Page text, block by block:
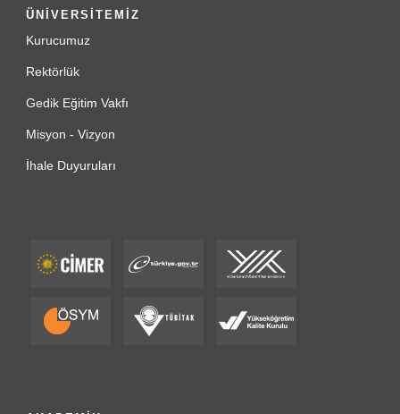
ÜNİVERSİTEMİZ
Kurucumuz
Rektörlük
Gedik Eğitim Vakfı
Misyon - Vizyon
İhale Duyuruları